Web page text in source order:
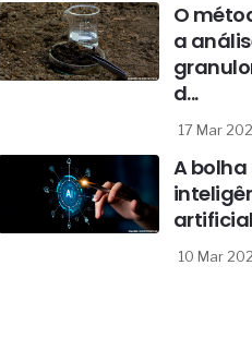
O
a
d...
17 Mar
A
artificial
10 Mar